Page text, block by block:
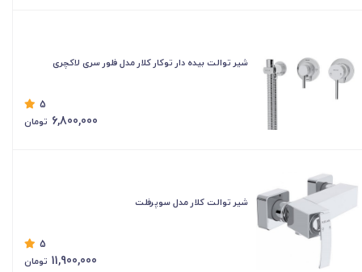
شیر توالت بیده دار توکار کلار مدل فلور سری لاکچری
5
6,800,000 تومان
شیر توالت کلار مدل سوپرفلت
5
11,900,000 تومان